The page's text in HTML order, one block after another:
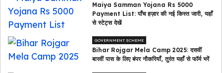
Maiya Samman Yojana Rs 5000
Payment List: पाँच हज़ार की नई किस्त जारी, यहाँ
से स्टेट्स देखें
GOVERNMENT SCHEME
Bihar Rojgar Mela Camp 2025: दसवीं
बारवीं पास के लिए बंपर नौकरियाँ, तुरंत यहाँ से फॉर्म भरें